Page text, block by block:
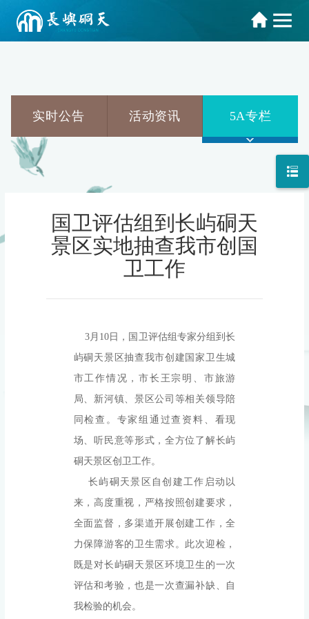
实时公告 活动资讯 5A专栏
国卫评估组到长屿硐天
景区实地抽查我市创国
卫工作
3月10日，国卫评估组专家分组到长
屿硐天景区抽查我市创建国家卫生城
市工作情况，市长王宗明、市旅游
局、新河镇、景区公司等相关领导陪
同检查。专家组通过查资料、看现
场、听民意等形式，全方位了解长屿
硐天景区创卫工作。
长屿硐天景区自创建工作启动以
来，高度重视，严格按照创建要求，
全面监督，多渠道开展创建工作，全
力保障游客的卫生需求。此次迎检，
既是对长屿硐天景区环境卫生的一次
评估和考验，也是一次查漏补缺、自
我检验的机会。